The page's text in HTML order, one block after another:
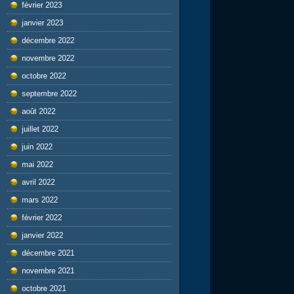
février 2023
janvier 2023
décembre 2022
novembre 2022
octobre 2022
septembre 2022
août 2022
juillet 2022
juin 2022
mai 2022
avril 2022
mars 2022
février 2022
janvier 2022
décembre 2021
novembre 2021
octobre 2021